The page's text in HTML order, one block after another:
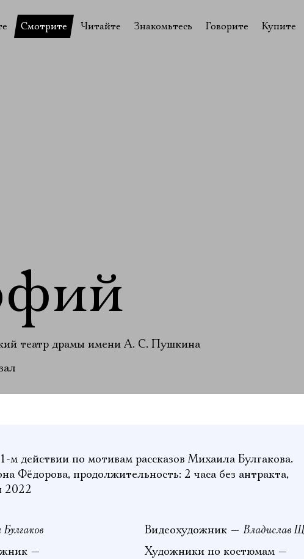
Смотрите
Читайте
Знакомьтесь
Говорите
Купите
театр драмы имени А. С. Пушкина
м действии по мотивам рассказов Михаила Булгакова.
Фёдорова, продолжительность: 2 часа без антракта,
2022
—
Видеохудожник — Владислав
Художники по костюмам —